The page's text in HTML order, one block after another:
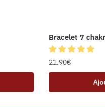
Bracelet 7
21.90€